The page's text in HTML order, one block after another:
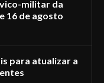
militar da
16 de agosto
para atualizar a